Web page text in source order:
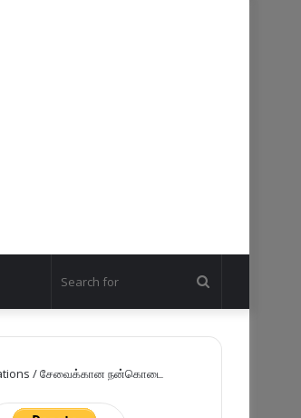
for
/ சேவைக்கான நன்கொடை